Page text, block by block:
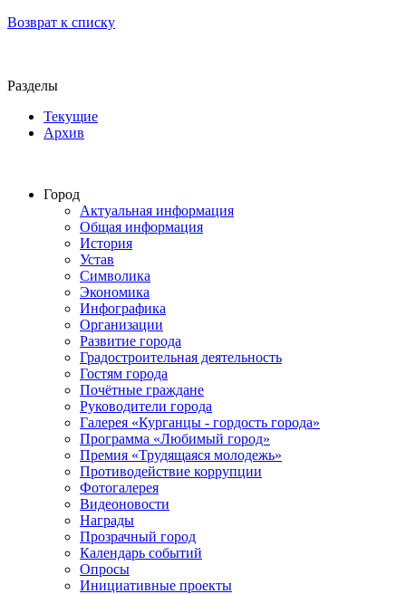
Возврат к списку
Разделы
Текущие
Архив
Город
Актуальная информация
Общая информация
История
Устав
Символика
Экономика
Инфографика
Организации
Развитие города
Градостроительная деятельность
Гостям города
Почётные граждане
Руководители города
Галерея «Курганцы - гордость города»
Программа «Любимый город»
Премия «Трудящаяся молодежь»
Противодействие коррупции
Фотогалерея
Видеоновости
Награды
Прозрачный город
Календарь событий
Опросы
Инициативные проекты